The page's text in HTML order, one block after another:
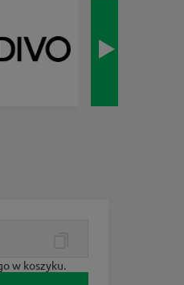
w koszyku.